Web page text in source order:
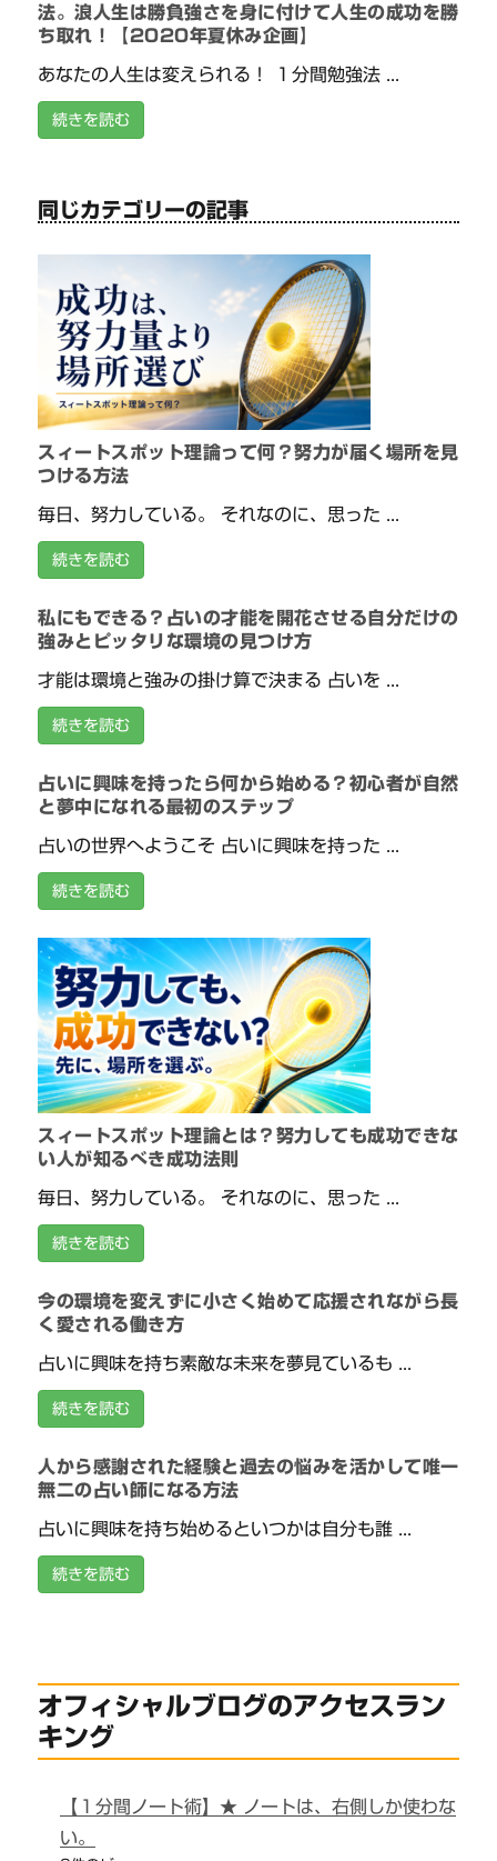
法。浪人生は勝負強さを身に付けて人生の成功を勝
ち取れ！【2020年夏休み企画】
あなたの人生は変えられる！ １分間勉強法 ...
続きを読む
同じカテゴリーの記事
スィートスポット理論って何？努力が届く場所を見
つける方法
毎日、努力している。 それなのに、思った ...
続きを読む
私にもできる？占いの才能を開花させる自分だけの
強みとピッタリな環境の見つけ方
才能は環境と強みの掛け算で決まる 占いを ...
続きを読む
占いに興味を持ったら何から始める？初心者が自然
と夢中になれる最初のステップ
占いの世界へようこそ 占いに興味を持った ...
続きを読む
スィートスポット理論とは？努力しても成功できな
い人が知るべき成功法則
毎日、努力している。 それなのに、思った ...
続きを読む
今の環境を変えずに小さく始めて応援されながら長
く愛される働き方
占いに興味を持ち素敵な未来を夢見ているも ...
続きを読む
人から感謝された経験と過去の悩みを活かして唯一
無二の占い師になる方法
占いに興味を持ち始めるといつかは自分も誰 ...
続きを読む
オフィシャルブログのアクセスラン
キング
【１分間ノート術】★ ノートは、右側しか使わな
い。